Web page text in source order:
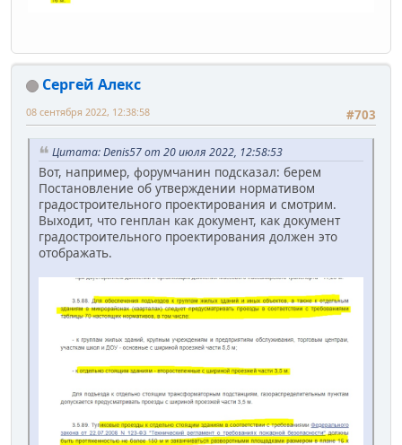
Сергей Алекс
#703
08 сентября 2022, 12:38:58
Цитата: Denis57 от 20 июля 2022, 12:58:53
Вот, например, форумчанин подсказал: берем
Постановление об утверждении нормативом
градостроительного проектирования и смотрим.
Выходит, что генплан как документ, как документ
градостроительного проектирования должен это
отображать.